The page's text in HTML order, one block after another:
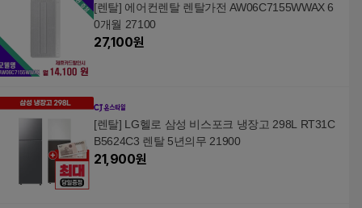
[렌탈] 에어컨렌탈 렌탈가전 AW06C7155WWAX 6
0개월 27100
27,100원
[렌탈] LG헬로 삼성 비스포크 냉장고 298L RT31C
B5624C3 렌탈 5년의무 21900
21,900원